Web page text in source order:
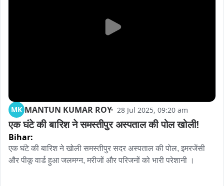
MK MANTUN KUMAR ROY 28 Jul 2025, 09:20 am
एक घंटे की बारिश ने समस्तीपुर अस्पताल की पोल खोली!
Bihar:
एक घंटे की बारिश ने खोली समस्तीपुर सदर अस्पताल की पोल, इमरजेंसी
और पीकू वार्ड हुआ जलमग्न, मरीजों और परिजनों को भारी परेशानी ।